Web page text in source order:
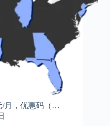
/月，优惠码（…